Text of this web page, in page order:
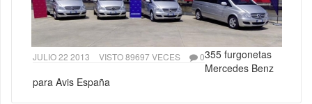
JULIO 22 2013 VISTO 89697 VECES 0355 furgonetas
Mercedes Benz
para Avis España